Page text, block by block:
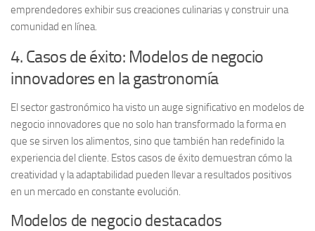
emprendedores exhibir sus creaciones culinarias y construir una
comunidad en línea.
4. Casos de éxito: Modelos de negocio
innovadores en la gastronomía
El sector gastronómico ha visto un auge significativo en modelos de
negocio innovadores que no solo han transformado la forma en
que se sirven los alimentos, sino que también han redefinido la
experiencia del cliente. Estos casos de éxito demuestran cómo la
creatividad y la adaptabilidad pueden llevar a resultados positivos
en un mercado en constante evolución.
Modelos de negocio destacados